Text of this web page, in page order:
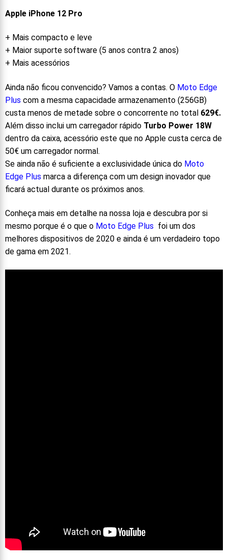
Apple iPhone 12 Pro
+ Mais compacto e leve
+ Maior suporte software (5 anos contra 2 anos)
+ Mais acessórios
Ainda não ficou convencido? Vamos a contas. O Moto Edge
Plus com a mesma capacidade armazenamento (256GB)
custa menos de metade sobre o concorrente no total 629€.
Além disso inclui um carregador rápido Turbo Power 18W
dentro da caixa, acessório este que no Apple custa cerca de
50€ um carregador normal.
Se ainda não é suficiente a exclusividade única do Moto
Edge Plus marca a diferença com um design inovador que
ficará actual durante os próximos anos.
Conheça mais em detalhe na nossa loja e descubra por si
mesmo porque é o que o Moto Edge Plus foi um dos
melhores dispositivos de 2020 e ainda é um verdadeiro topo
de gama em 2021.